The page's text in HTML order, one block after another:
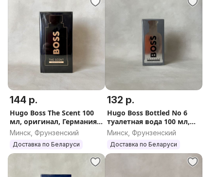
144 р.
Hugo Boss The Scent 100
мл, оригинал, Германия
(Хуго Босс Зе Сцент
Мужской)
Минск, Фрунзенский
Доставка по Беларуси
132 р.
Hugo Boss Bottled No 6
туалетная вода 100 мл,
оригинал, Германия
Минск, Фрунзенский
Доставка по Беларуси